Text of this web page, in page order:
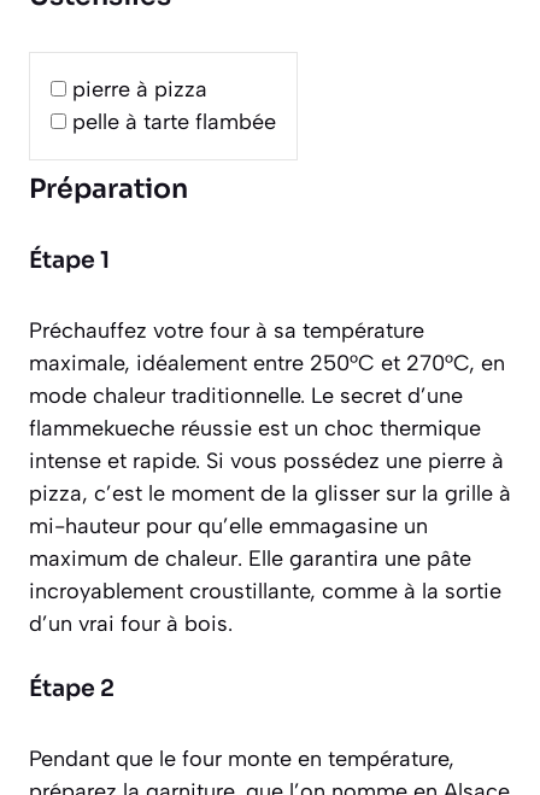
pierre à pizza
pelle à tarte flambée
Préparation
Étape 1
Préchauffez votre four à sa température
maximale, idéalement entre 250°C et 270°C, en
mode chaleur traditionnelle. Le secret d’une
flammekueche réussie est un choc thermique
intense et rapide. Si vous possédez une pierre à
pizza, c’est le moment de la glisser sur la grille à
mi-hauteur pour qu’elle emmagasine un
maximum de chaleur. Elle garantira une pâte
incroyablement croustillante, comme à la sortie
d’un vrai four à bois.
Étape 2
Pendant que le four monte en température,